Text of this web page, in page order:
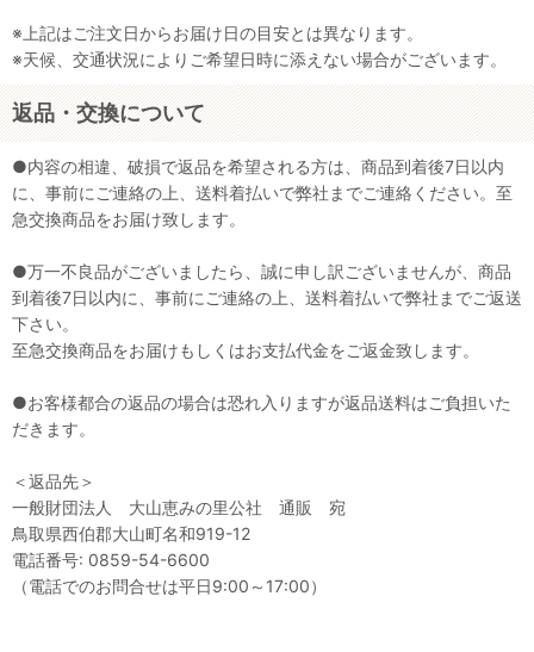
※上記はご注文日からお届け日の目安とは異なります。
※天候、交通状況によりご希望日時に添えない場合がございます。
返品・交換について
●内容の相違、破損で返品を希望される方は、商品到着後7日以内
に、事前にご連絡の上、送料着払いで弊社までご連絡ください。至
急交換商品をお届け致します。
●万一不良品がございましたら、誠に申し訳ございませんが、商品
到着後7日以内に、事前にご連絡の上、送料着払いで弊社までご返送
下さい。
至急交換商品をお届けもしくはお支払代金をご返金致します。
●お客様都合の返品の場合は恐れ入りますが返品送料はご負担いた
だきます。
＜返品先＞
一般財団法人 大山恵みの里公社 通販 宛
鳥取県西伯郡大山町名和919-12
電話番号: 0859-54-6600
（電話でのお問合せは平日9:00～17:00）